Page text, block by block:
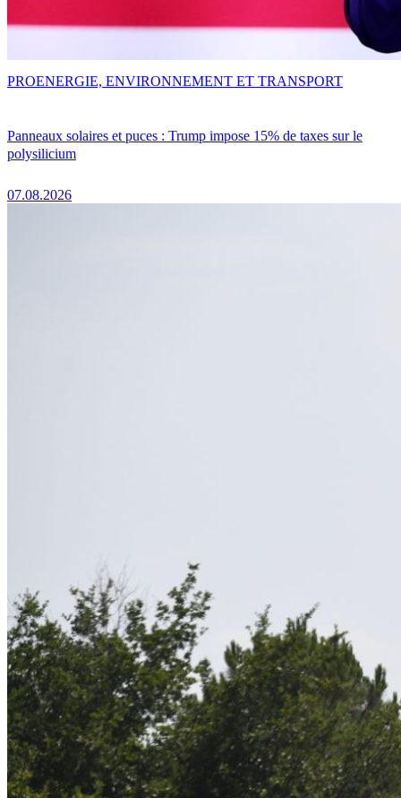
Panneaux solaires et puces : Trump impose 15% de taxes sur le
polysilicium
07.08.2026
PROENERGIE, ENVIRONNEMENT ET TRANSPORT